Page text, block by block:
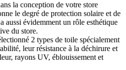
la conception de votre store
le degré de protection solaire et de
aussi évidemment un rôle esthétique
du store.
2 types de toile spécialement
leur résistance à la déchirure et
rayons UV, éblouissement et